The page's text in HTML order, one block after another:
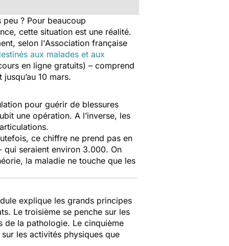
? Pour beaucoup
cette situation est une réalité.
selon l'Association française
aux malades et aux
en ligne gratuits) – comprend
10 mars.
pour guérir de blessures
une opération. A l’inverse, les
ce chiffre ne prend pas en
seraient environ 3.000. On
la maladie ne touche que les
explique les grands principes
Le troisième se penche sur les
de la pathologie. Le cinquième
les activités physiques que